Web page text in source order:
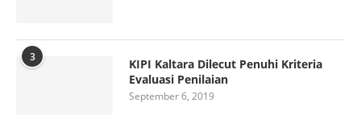
3
KIPI Kaltara Dilecut Penuhi Kriteria
Evaluasi Penilaian
September 6, 2019